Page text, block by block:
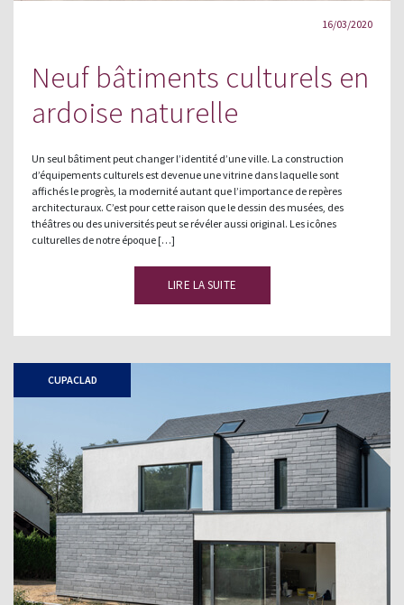
16/03/2020
Neuf bâtiments culturels en
ardoise naturelle
Un seul bâtiment peut changer l’identité d’une ville. La construction
d’équipements culturels est devenue une vitrine dans laquelle sont
affichés le progrès, la modernité autant que l’importance de repères
architecturaux. C’est pour cette raison que le dessin des musées, des
théâtres ou des universités peut se révéler aussi original. Les icônes
culturelles de notre époque […]
LIRE LA SUITE
CUPACLAD